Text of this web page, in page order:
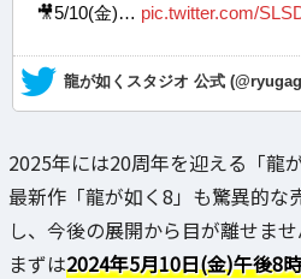
🎥5/10(金)… pic.twitter.com/
— 龍が如くスタジオ 公式
2025年には20周年を迎える「龍
最新作「龍が如く8」も驚異的な
し、今後の展開から目が離せませ
まずは2024年5月10日(金)午後8